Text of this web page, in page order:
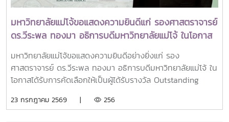
มหาวิทยาลัยแม่โจ้ขอแสดงความยินดีแก่ รองศาสตราจารย์
ดร.วีระพล ทองมา อธิการบดีมหาวิทยาลัยแม่โจ้ ในโอกาส
ได้รับรางวัล Outstanding SEARCA Scholarship
Alumni (OSSA) Awards 2026
มหาวิทยาลัยแม่โจ้ขอแสดงความยินดีอย่างยิ่งแก่ รอง
ศาสตราจารย์ ดร.วีระพล ทองมา อธิการบดีมหาวิทยาลัยแม่โจ้ ใน
โอกาสได้รับการคัดเลือกให้เป็นผู้ได้รับรางวัล Outstanding
ศูนย์ภูมิภาคเอเชียตะวันออกเฉียงใต้ว่าด้วยบัณฑิตศึกษาและการ
23 กรกฎาคม 2569 | 256